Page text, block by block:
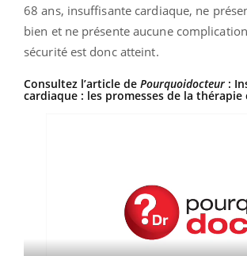
68 ans, insuffisante cardiaque, ne
bien et ne présente aucune
sécurité est donc atteint.
Consultez l’article de Pourquoidocteur :
cardiaque : les promesses de la thérapie